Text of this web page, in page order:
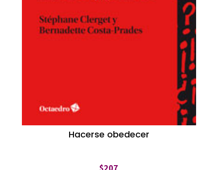
Hacerse obedecer
$207